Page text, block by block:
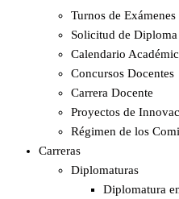
Turnos de Exámenes
Solicitud de Diploma
Calendario
Concursos Docentes
Carrera Docente
Proyectos de
Régimen de los
Carreras
Diplomaturas
Diplomatura